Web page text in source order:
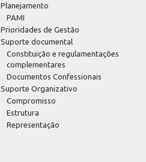
Planejamento
PAMI
Prioridades de Gestão
Suporte documental
Constituição e regulamentações
complementares
Documentos Confessionais
Suporte Organizativo
Compromisso
Estrutura
Representação